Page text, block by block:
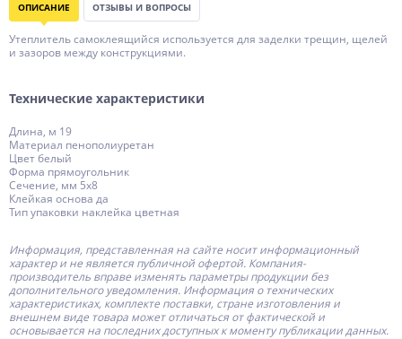
ОПИСАНИЕ ОТЗЫВЫ И ВОПРОСЫ
Утеплитель самоклеящийся используется для заделки трещин, щелей
и зазоров между конструкциями.
Технические характеристики
Длина, м 19
Материал пенополиуретан
Цвет белый
Форма прямоугольник
Сечение, мм 5х8
Клейкая основа да
Тип упаковки наклейка цветная
Информация, представленная на сайте носит информационный
характер и не является публичной офертой. Компания-
производитель вправе изменять параметры продукции без
дополнительного уведомления. Информация о технических
характеристиках, комплекте поставки, стране изготовления и
внешнем виде товара может отличаться от фактической и
основывается на последних доступных к моменту публикации данных.